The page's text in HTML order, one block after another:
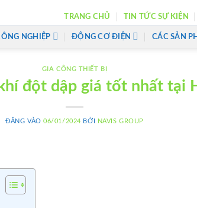
TRANG CHỦ TIN TỨC SỰ KIỆN
NGHIỆP ĐỘNG CƠ ĐIỆN CÁC SẢN
GIA CÔNG THIẾT BỊ
đột dập giá tốt nhất tại
ĐĂNG VÀO06/01/2024 BỞI NAVIS GROUP